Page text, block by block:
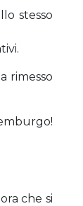
stesso
rimesso
che si